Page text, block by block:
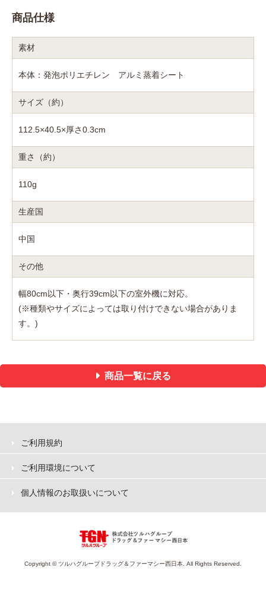
商品仕様
素材
本体：発泡ポリエチレン アルミ蒸着シート
サイズ（約）
112.5×40.5×厚さ0.3cm
重さ（約）
110g
生産国
中国
その他
幅80cm以下・奥行39cm以下の室外機に対応。
(※種類やサイズによっては取り付けできない場合がありま
す。)
商品一覧に戻る
ご利用規約
ご利用環境について
個人情報のお取扱いについて
Copyright © ツルハグループドラッグ＆ファーマシー西日本. All Rights Reserved.